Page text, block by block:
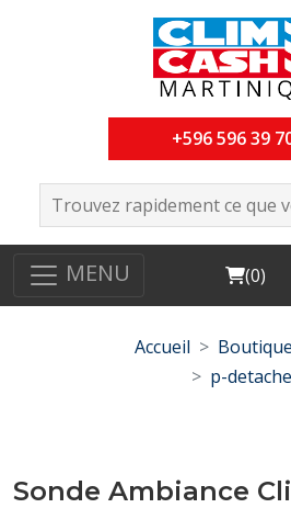
+596 596 39
MENU Cart
(0)
Accueil Boutique
p-
Sonde Ambiance